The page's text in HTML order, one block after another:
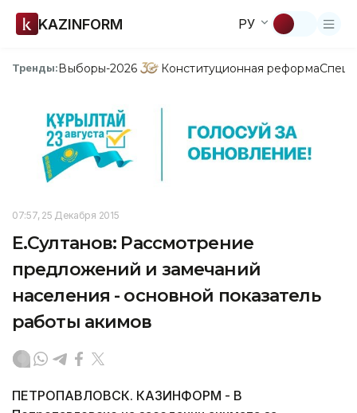
KAZINFORM РУ
Тренды:Выборы-2026 Конституционная реформа
07:57, 25 Декабря 2015
Е.Султанов: Рассмотрение
предложений и замечаний
населения - основной показатель
работы акимов
ПЕТРОПАВЛОВСК. КАЗИНФОРМ - В